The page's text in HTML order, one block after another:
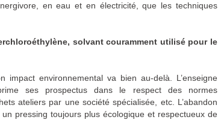
en eau et en électricité, que les techniques
solvant couramment utilisé pour le
impact environnemental va bien au-delà. L’enseigne
ses prospectus dans le respect des normes
ateliers par une société spécialisée, etc. L’abandon
pressing toujours plus écologique et respectueux de